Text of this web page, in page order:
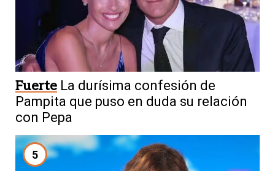
Fuerte La durísima confesión de
Pampita que puso en duda su relación
con Pepa
5